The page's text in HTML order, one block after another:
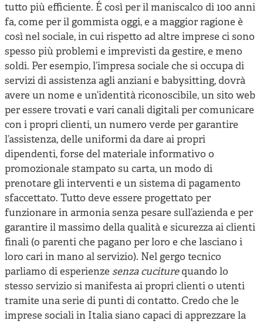
tutto più efficiente. É così per il maniscalco di 100 anni
fa, come per il gommista oggi, e a maggior ragione è
così nel sociale, in cui rispetto ad altre imprese ci sono
spesso più problemi e imprevisti da gestire, e meno
soldi. Per esempio, l’impresa sociale che si occupa di
servizi di assistenza agli anziani e babysitting, dovrà
avere un nome e un’identità riconoscibile, un sito web
per essere trovati e vari canali digitali per comunicare
con i propri clienti, un numero verde per garantire
l’assistenza, delle uniformi da dare ai propri
dipendenti, forse del materiale informativo o
promozionale stampato su carta, un modo di
prenotare gli interventi e un sistema di pagamento
sfaccettato. Tutto deve essere progettato per
funzionare in armonia senza pesare sull’azienda e per
garantire il massimo della qualità e sicurezza ai clienti
finali (o parenti che pagano per loro e che lasciano i
loro cari in mano al servizio). Nel gergo tecnico
parliamo di esperienze senza cuciturequando lo
stesso servizio si manifesta ai propri clienti o utenti
tramite una serie di punti di contatto. Credo che le
imprese sociali in Italia siano capaci di apprezzare la